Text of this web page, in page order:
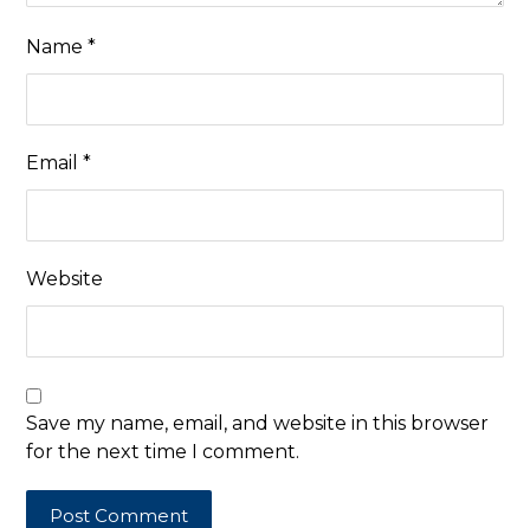
Name*
Email*
Website
Save my name, email, and website in this browser
for the next time I comment.
Post Comment